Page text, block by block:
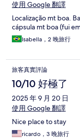
使用 Google 翻譯
Localização mt boa.
cápsula mt boa (fui
Isabella，2 晚旅行
旅客真實評論
10/10 好極了
2025 年 9 月 20 日
使用 Google 翻譯
Nice place to stay
ricardo，3 晚旅行